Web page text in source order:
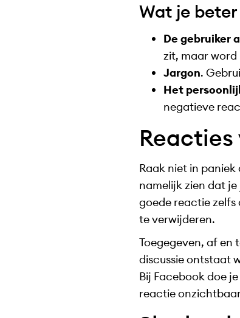
Wat je
De gebruiker
zit, maar
Jargon.
Het
negatieve
Raak niet in
namelijk zien dat
goede reactie
te verwijderen.
Toegegeven, af en
discussie ontstaat
Bij Facebook doe
reactie